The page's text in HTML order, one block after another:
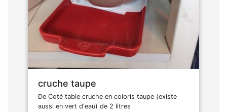
cruche taupe
De Coté table cruche en coloris taupe (existe
aussi en vert d'eau) de 2 litres